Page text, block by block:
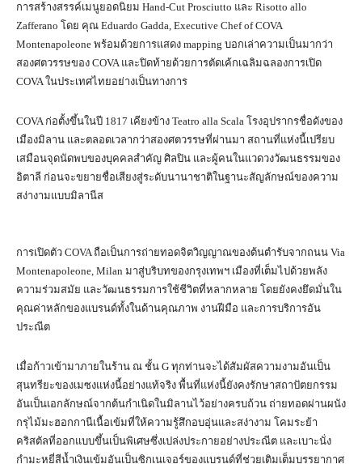
การสร้างสรรค์เมนูยอดนิยม Hand-Cut Prosciutto และ Risotto allo
Zafferano โดย คุณ Eduardo Gadda, Executive Chef of COVA
Montenapoleone พร้อมด้วยการแสดง mapping บอกเล่าความเป็นมากว่า
สองศตวรรษของ COVA และปิดท้ายด้วยการตัดเค้กเฉลิมฉลองการเปิด
COVA ในประเทศไทยอย่างเป็นทางการ
COVA ก่อตั้งขึ้นในปี 1817 เคียงข้าง Teatro alla Scala โรงอุปรากรชื่อดังของ
เมืองมิลาน และตลอดเวลากว่าสองศตวรรษที่ผ่านมา สถานที่แห่งนี้เปรียบ
เสมือนจุดนัดพบของบุคคลสำคัญ ศิลปิน และผู้คนในแวดวงวัฒนธรรมของ
อิตาลี ก่อนจะขยายชื่อเสียงสู่ระดับนานาชาติในฐานะสัญลักษณ์ของความ
สง่างามแบบมิลานีส
การเปิดตัว COVA ถือเป็นการถ่ายทอดจิตวิญญาณของต้นตำรับจากถนน Via
Montenapoleone, Milan มาสู่บริบทของกรุงเทพฯ เมืองที่เต็มไปด้วยพลัง
ความร่วมสมัย และวัฒนธรรมการใช้ชีวิตที่หลากหลาย โดยยังคงยึดมั่นใน
คุณค่าหลักของแบรนด์ทั้งในด้านคุณภาพ งานฝีมือ และการบริการอัน
ประณีต
เมื่อก้าวเข้ามาภายในร้าน ณ ชั้น G ทุกท่านจะได้สัมผัสความงามอันเป็น
สุนทรียะของเมซงแห่งนี้อย่างแท้จริง พื้นที่แห่งนี้ยังคงรักษาสถาปัตยกรรม
อันเป็นเอกลักษณ์จากต้นกำเนิดในมิลานไว้อย่างครบถ้วน ถ่ายทอดผ่านผนัง
กรุไม้มะฮอกกานีเนื้อเข้มที่ให้ความรู้สึกอบอุ่นและสง่างาม โคมระย้า
คริสตัลที่ออกแบบขึ้นเป็นพิเศษซึ่งเปล่งประกายอย่างประณีต และเบาะนั่ง
กำมะหยี่สีน้ำเงินเข้มอันเป็นซิกเนเจอร์ของแบรนด์ที่ช่วยเติมเต็มบรรยากาศ